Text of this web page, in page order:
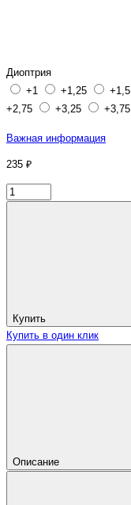
Диоптрия
+1
+1,25 +1,5
+2,75
+3,25 +3,75
Важная информация
235 ₽
Купить
Купить в один клик
Описание